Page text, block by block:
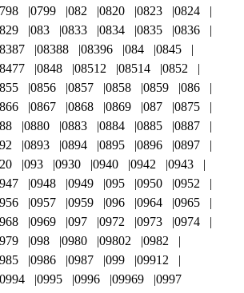
0799 082 0820 0823
0824
083 0833 0834 0835
0836
08388 08396 084
0845
0848 08512 08514
0852
0856 0857 0858 0859
086
0867 0868 0869 087
0875
0880 0883 0884 0885
0887
0893 0894 0895 0896
0897
093 0930 0940 0942
0943
0948 0949 095 0950
0952
0957 0959 096 0964
0965
0969 097 0972 0973
0974
098 0980 09802
0982
0986 0987 099
09912
0994 0995 0996 09969 0997